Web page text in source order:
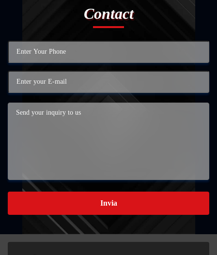
Contact
Invia